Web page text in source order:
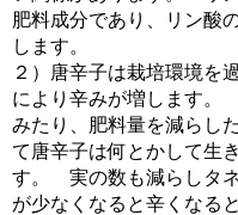
肥料成分であり、リン酸
します。
２）唐辛子は栽培環境を
により辛みが増します。
みたり、肥料量を減らし
て唐辛子は何とかして生
す。 実の数も減らしタ
が少なくなると辛くなる